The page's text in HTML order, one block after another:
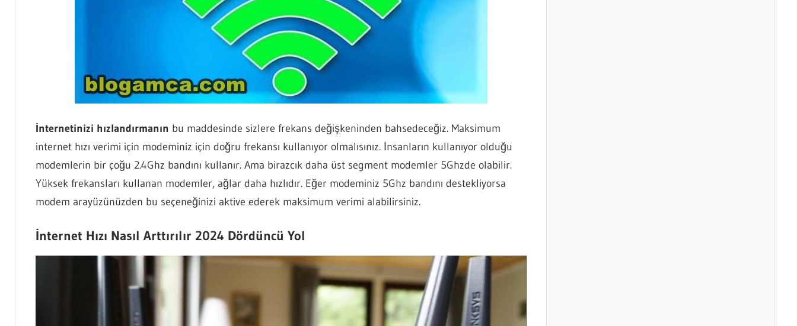
İnternetinizi hızlandırmanın bu maddesinde sizlere frekans değişkeninden bahsedeceğiz. Maksimum
internet hızı verimi için modeminiz için doğru frekansı kullanıyor olmalısınız. İnsanların kullanıyor olduğu
modemlerin bir çoğu 2.4Ghz bandını kullanır. Ama birazcık daha üst segment modemler 5Ghzde olabilir.
Yüksek frekansları kullanan modemler, ağlar daha hızlıdır. Eğer modeminiz 5Ghz bandını destekliyorsa
modem arayüzünüzden bu seçeneğinizi aktive ederek maksimum verimi alabilirsiniz.
İnternet Hızı Nasıl Arttırılır 2024 Dördüncü Yol